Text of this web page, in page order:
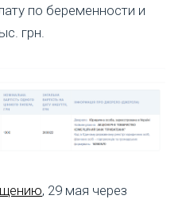
по беременности и
грн.
, 29 мая через